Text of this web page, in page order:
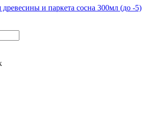
и паркета сосна 300мл (до -5)